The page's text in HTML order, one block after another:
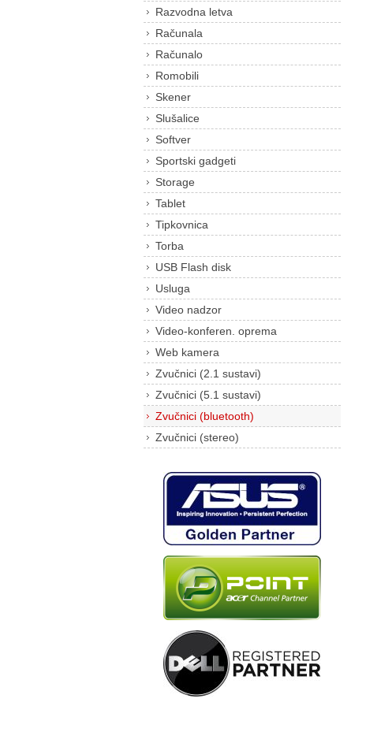
Razvodna letva
Računala
Računalo
Romobili
Skener
Slušalice
Softver
Sportski gadgeti
Storage
Tablet
Tipkovnica
Torba
USB Flash disk
Usluga
Video nadzor
Video-konferen. oprema
Web kamera
Zvučnici (2.1 sustavi)
Zvučnici (5.1 sustavi)
Zvučnici (bluetooth)
Zvučnici (stereo)